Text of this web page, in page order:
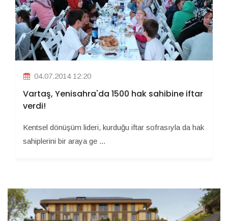
04.07.2014 12:20
Vartaş, Yenisahra'da 1500 hak sahibine iftar
verdi!
Kentsel dönüşüm lideri, kurduğu iftar sofrasıyla da hak
sahiplerini bir araya ge ...